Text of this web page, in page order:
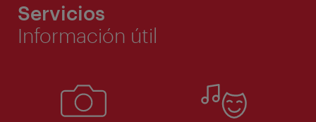
Servicios
Información útil